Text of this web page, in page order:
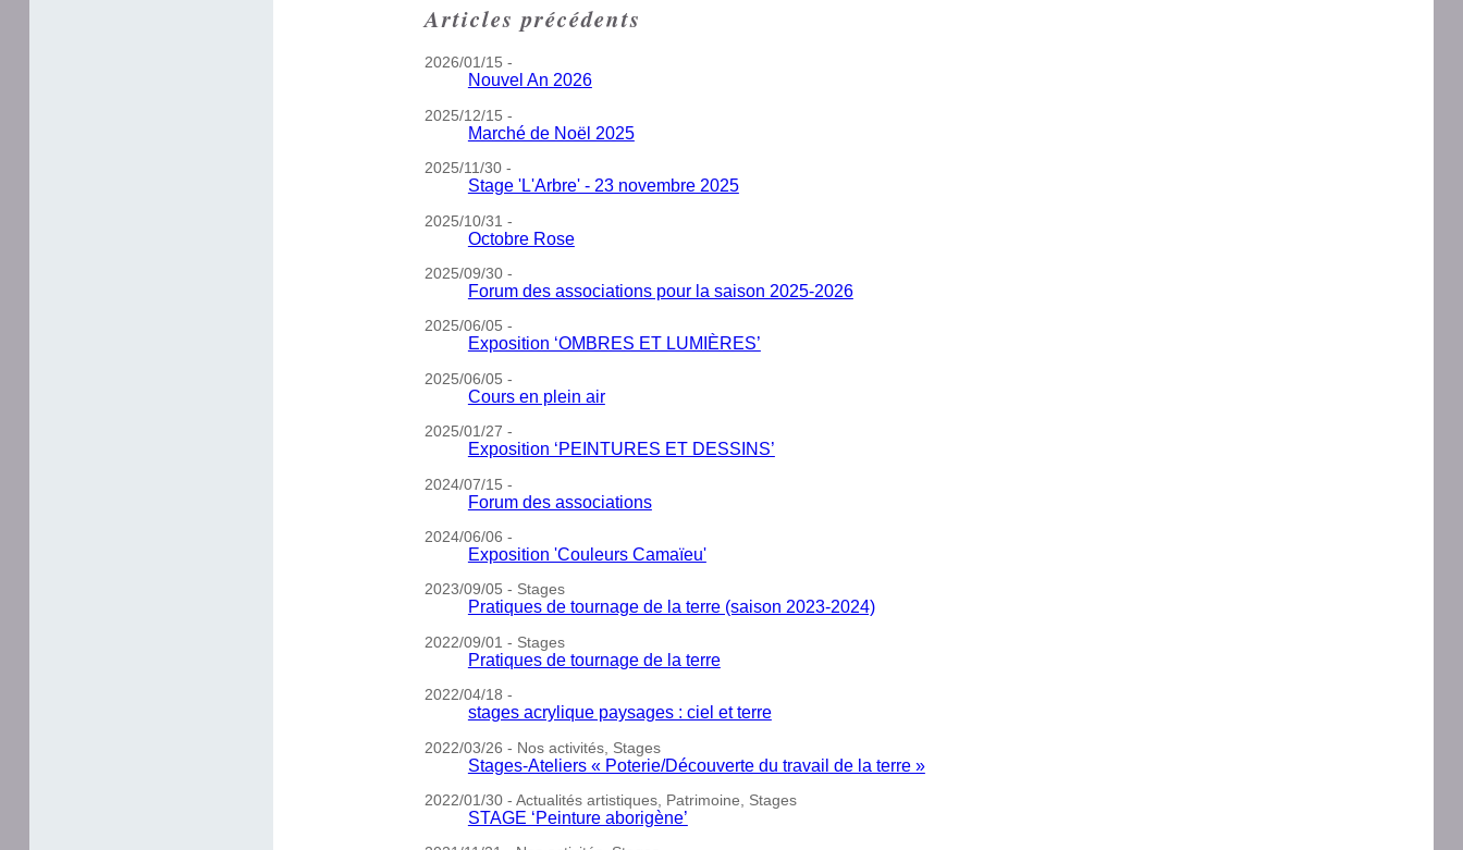
Articles précédents
2026/01/15 -
Nouvel An 2026
2025/12/15 -
Marché de Noël 2025
2025/11/30 -
Stage 'L'Arbre' - 23 novembre 2025
2025/10/31 -
Octobre Rose
2025/09/30 -
Forum des associations pour la saison 2025-2026
2025/06/05 -
Exposition ‘OMBRES ET LUMIÈRES’
2025/06/05 -
Cours en plein air
2025/01/27 -
Exposition ‘PEINTURES ET DESSINS’
2024/07/15 -
Forum des associations
2024/06/06 -
Exposition 'Couleurs Camaïeu'
2023/09/05 - Stages
Pratiques de tournage de la terre (saison 2023-2024)
2022/09/01 - Stages
Pratiques de tournage de la terre
2022/04/18 -
stages acrylique paysages : ciel et terre
2022/03/26 - Nos activités, Stages
Stages-Ateliers « Poterie/Découverte du travail de la terre »
2022/01/30 - Actualités artistiques, Patrimoine, Stages
STAGE ‘Peinture aborigène’